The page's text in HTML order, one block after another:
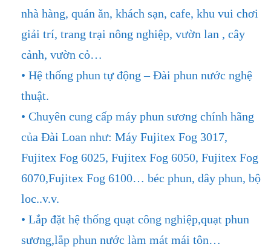
nhà hàng, quán ăn, khách sạn, cafe, khu vui chơi
giải trí, trang trại nông nghiệp, vườn lan , cây
cảnh, vườn cỏ…
• Hệ thống phun tự động – Đài phun nước nghệ
thuật.
• Chuyên cung cấp máy phun sương chính hãng
của Đài Loan như: Máy Fujitex Fog 3017,
Fujitex Fog 6025, Fujitex Fog 6050, Fujitex Fog
6070,Fujitex Fog 6100… béc phun, dây phun, bộ
loc..v.v.
• Lắp đặt hệ thống quạt công nghiệp,quạt phun
sương,lắp phun nước làm mát mái tôn…